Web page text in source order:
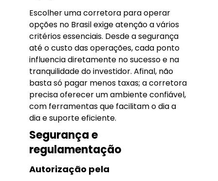
Escolher uma corretora para operar
opções no Brasil exige atenção a vários
critérios essenciais. Desde a segurança
até o custo das operações, cada ponto
influencia diretamente no sucesso e na
tranquilidade do investidor. Afinal, não
basta só pagar menos taxas; a corretora
precisa oferecer um ambiente confiável,
com ferramentas que facilitam o dia a
dia e suporte eficiente.
Segurança e
regulamentação
Autorização pela